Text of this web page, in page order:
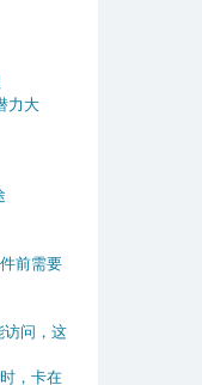
力大
前需要
访问，这
，卡在